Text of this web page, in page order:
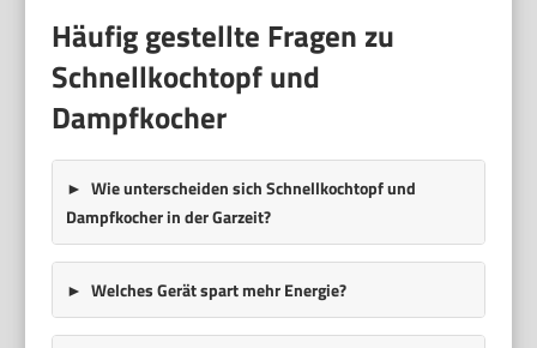
Häufig gestellte Fragen zu
Schnellkochtopf und
Dampfkocher
Wie unterscheiden sich Schnellkochtopf und
Dampfkocher in der Garzeit?
Welches Gerät spart mehr Energie?